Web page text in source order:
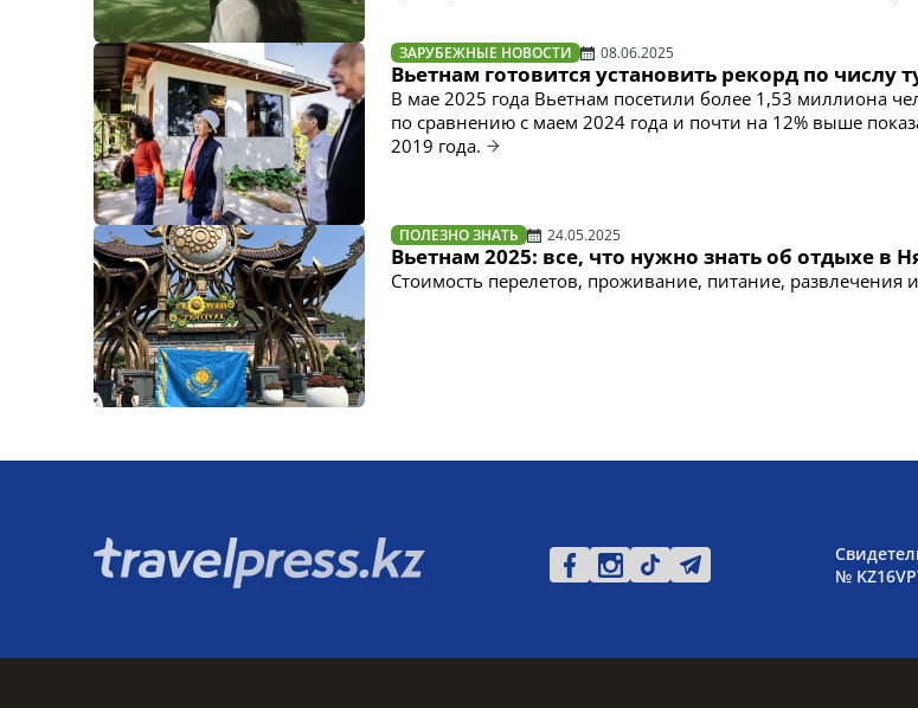
ЗАРУБЕЖНЫЕ НОВОСТИ 08.06.2025
Вьетнам готовится установить рекорд по числу
В мае 2025 года Вьетнам посетили более 1,53 миллиона
по сравнению с маем 2024 года и почти на 12% выше
2019 года.
ПОЛЕЗНО ЗНАТЬ 24.05.2025
Вьетнам 2025: все, что нужно знать об отдыхе в
Стоимость перелетов, проживание, питание, развлечения
№